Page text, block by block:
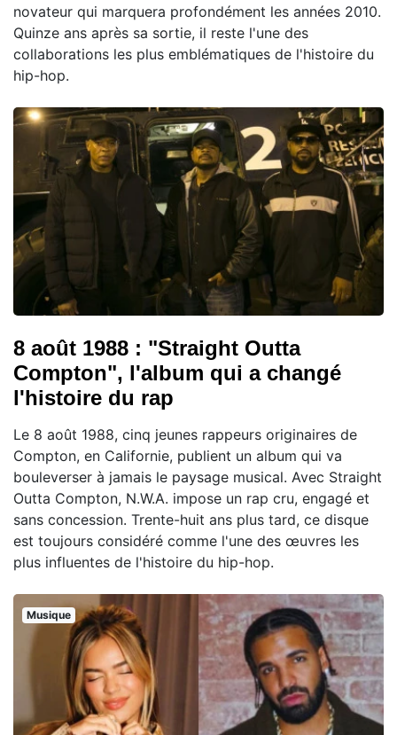
novateur qui marquera profondément les années 2010.
Quinze ans après sa sortie, il reste l'une des
collaborations les plus emblématiques de l'histoire du
hip-hop.
8 août 1988 : "Straight Outta
Compton", l'album qui a changé
l'histoire du rap
Le 8 août 1988, cinq jeunes rappeurs originaires de
Compton, en Californie, publient un album qui va
bouleverser à jamais le paysage musical. Avec Straight
Outta Compton, N.W.A. impose un rap cru, engagé et
sans concession. Trente-huit ans plus tard, ce disque
est toujours considéré comme l'une des œuvres les
plus influentes de l'histoire du hip-hop.
Musique